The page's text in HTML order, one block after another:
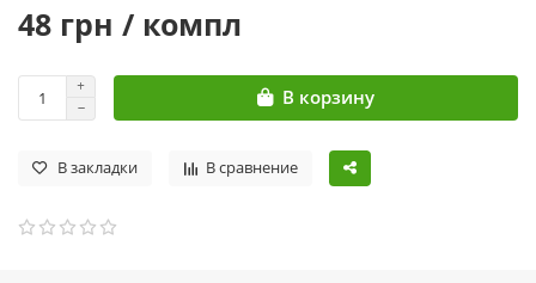
48 грн / компл
В корзину
В закладки В сравнение